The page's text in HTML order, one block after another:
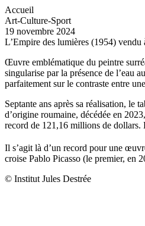
Accueil
Art-Culture-Sport
19 novembre 2024
L’Empire des lumières (1954) vendu
Œuvre emblématique du peintre
singularise par la présence de l’eau
parfaitement sur le contraste entre
Septante ans après sa réalisation, le
d’origine roumaine, décédée en
record de 121,16 millions de dollars.
Il s’agit là d’un record pour une
croise Pablo Picasso (le premier,
© Institut Jules Destrée